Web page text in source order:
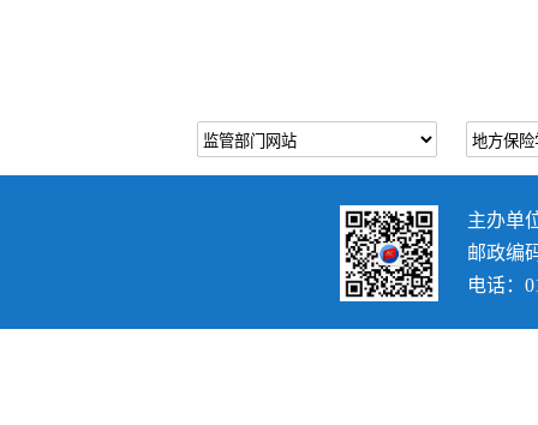
主办单
邮政编
电话：